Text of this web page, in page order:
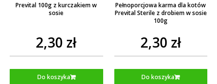
Prevital 100g z kurczakiem w
sosie
2,30 zł
Do koszyka
Pełnoporcjowa karma dla kotów
Prevital Sterile z drobiem w sosie
100g
2,30 zł
Do koszyka